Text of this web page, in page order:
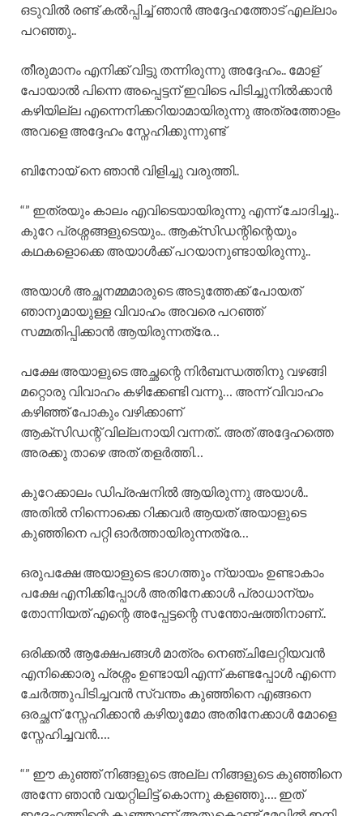
ഒടുവിൽ രണ്ട് കൽപ്പിച്ച് ഞാൻ അദ്ദേഹത്തോട് എല്ലാം
പറഞ്ഞു..
തീരുമാനം എനിക്ക് വിട്ടു തന്നിരുന്നു അദ്ദേഹം.. മോള്
പോയാൽ പിന്നെ അപ്പെട്ടന് ഇവിടെ പിടിച്ചുനിൽക്കാൻ
കഴിയില്ല എന്നെനിക്കറിയാമായിരുന്നു അത്രത്തോളം
അവളെ അദ്ദേഹം സ്നേഹിക്കുന്നുണ്ട്
ബിനോയ് നെ ഞാൻ വിളിച്ചു വരുത്തി..
“” ഇത്രയും കാലം എവിടെയായിരുന്നു എന്ന് ചോദിച്ചു..
കുറേ പ്രശ്നങ്ങളുടെയും.. ആക്സിഡന്റിന്റെയും
കഥകളൊക്കെ അയാൾക്ക് പറയാനുണ്ടായിരുന്നു..
അയാൾ അച്ഛനമ്മമാരുടെ അടുത്തേക്ക് പോയത്
ഞാനുമായുള്ള വിവാഹം അവരെ പറഞ്ഞ്
സമ്മതിപ്പിക്കാൻ ആയിരുന്നത്രേ…
പക്ഷേ അയാളുടെ അച്ഛന്റെ നിർബന്ധത്തിനു വഴങ്ങി
മറ്റൊരു വിവാഹം കഴിക്കേണ്ടി വന്നു… അന്ന് വിവാഹം
കഴിഞ്ഞ് പോകും വഴിക്കാണ്
ആക്സിഡന്റ് വില്ലനായി വന്നത്.. അത് അദ്ദേഹത്തെ
അരക്കു താഴെ അത് തളർത്തി…
കുറേക്കാലം ഡിപ്രഷനിൽ ആയിരുന്നു അയാൾ..
അതിൽ നിന്നൊക്കെ റിക്കവർ ആയത് അയാളുടെ
കുഞ്ഞിനെ പറ്റി ഓർത്തായിരുന്നത്രേ…
ഒരുപക്ഷേ അയാളുടെ ഭാഗത്തും ന്യായം ഉണ്ടാകാം
പക്ഷേ എനിക്കിപ്പോൾ അതിനേക്കാൾ പ്രാധാന്യം
തോന്നിയത് എന്റെ അപ്പേട്ടന്റെ സന്തോഷത്തിനാണ്..
ഒരിക്കൽ ആക്ഷേപങ്ങൾ മാത്രം നെഞ്ചിലേറ്റിയവൻ
എനിക്കൊരു പ്രശ്നം ഉണ്ടായി എന്ന് കണ്ടപ്പോൾ എന്നെ
ചേർത്തുപിടിച്ചവൻ സ്വന്തം കുഞ്ഞിനെ എങ്ങനെ
ഒരച്ഛന് സ്നേഹിക്കാൻ കഴിയുമോ അതിനേക്കാൾ മോളെ
സ്നേഹിച്ചവൻ….
“” ഈ കുഞ്ഞ് നിങ്ങളുടെ അല്ല നിങ്ങളുടെ കുഞ്ഞിനെ
അന്നേ ഞാൻ വയറ്റിലിട്ട് കൊന്നു കളഞ്ഞു…. ഇത്